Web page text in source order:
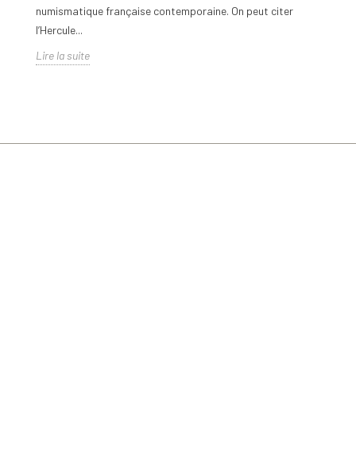
numismatique française contemporaine. On peut citer
l’Hercule...
Lire la suite